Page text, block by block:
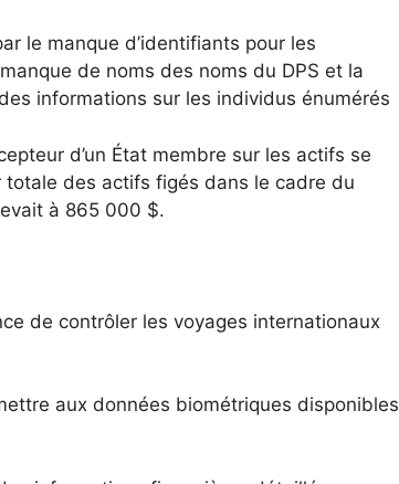
le manque d’identifiants pour les
de noms des noms du DPS et la
informations sur les individus énumérés
d’un État membre sur les actifs se
des actifs figés dans le cadre du
à 865 000 $.
de contrôler les voyages internationaux
aux données biométriques disponibles